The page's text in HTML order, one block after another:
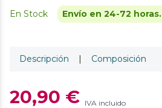
En Stock Envío en 24-72 horas.
Descripción | Composición
20,90 € IVA incluido